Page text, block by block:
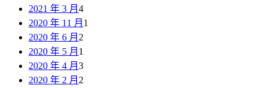
2021 年 3 月 4
2020 年 11 月 1
2020 年 6 月 2
2020 年 5 月 1
2020 年 4 月 3
2020 年 2 月 2